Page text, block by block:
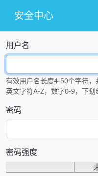
安全中心
用户名
有效用户名长度4-50个字符
英文字符A-Z，数字0-9，下划
密码
密码强度